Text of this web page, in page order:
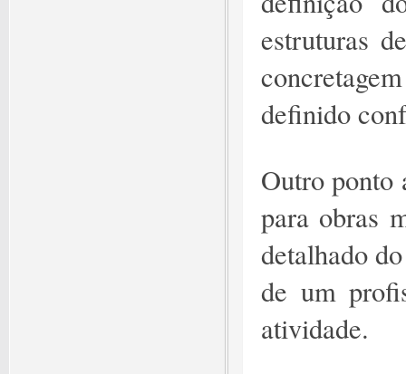
estruturas
definido
Outro ponto
para obras
detalhado
de um
atividade.